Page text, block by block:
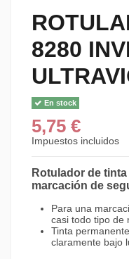
8280
En stock
5,75 €
Impuestos incluidos
Rotulador de
marcación de
Para una
casi todo tipo de
Tinta
claramente bajo